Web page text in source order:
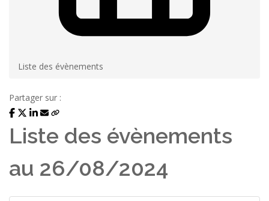
Liste des évènements
Partager sur :
Liste des évènements
au 26/08/2024